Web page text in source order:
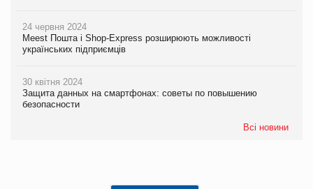
24 червня 2024
Meest Пошта і Shop-Express розширюють можливості
українських підприємців
30 квітня 2024
Защита данных на смартфонах: советы по повышению
безопасности
Всі новини